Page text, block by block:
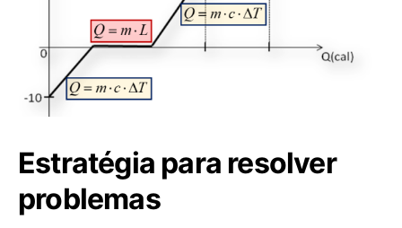
Estratégia para resolver
problemas